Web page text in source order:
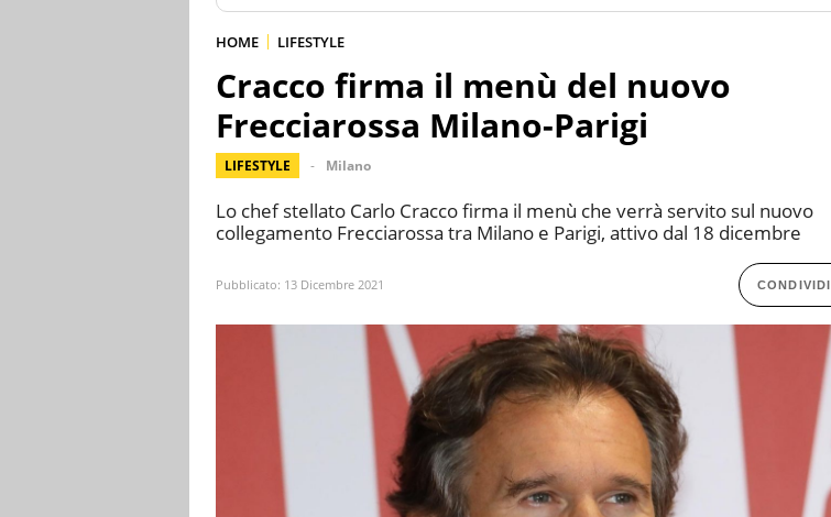
HOME LIFESTYLE
Cracco firma il menù del nuovo
Frecciarossa Milano-Parigi
LIFESTYLE Milano
Lo chef stellato Carlo Cracco firma il menù che verrà servito sul nuovo
collegamento Frecciarossa tra Milano e Parigi, attivo dal 18 dicembre
Pubblicato: 13 Dicembre 2021 CONDIVIDI